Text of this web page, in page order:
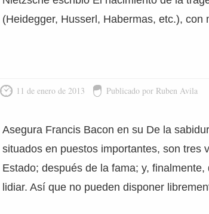
(Heidegger, Husserl, Habermas, etc.),
11 de enero de 2013 Publicado por Ruben Avila
Asegura Francis Bacon en su De la
situados en puestos importantes, son tres
Estado; después de la fama; y,
lidiar. Así que no pueden disponer